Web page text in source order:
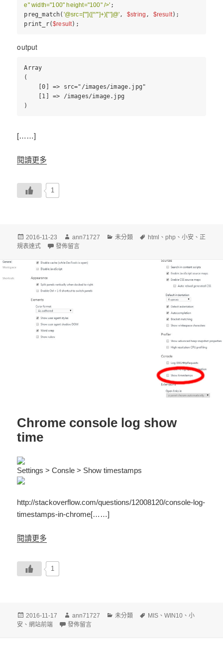
e" width="100" height="100" />' ;
preg_match( '@src=["']([^"']+)["']@', $string , $result);
print_r($result);
output
Array
(
    [0] => src="/images/image.jpg"
    [1] => /images/image.jpg
)
[……]
閱讀更多
1
發
佈
2016-11-23
作
者
ann71727
分
未分類
標
html 、php 、小安 、正
規表達式
在〈PHP get HTML img src〉
發佈留言
Chrome console log show
time
Settings > Consle > Show timestamps
http://stackoverflow.com/questions/12008120/console-log-
timestamps-in-chrome[……]
閱讀更多
1
發
佈
2016-11-17
作
者
ann71727
分
未分類
標
MIS 、WIN10 、小
安 、網站前端 在〈Chrome console log show time〉
發佈留言